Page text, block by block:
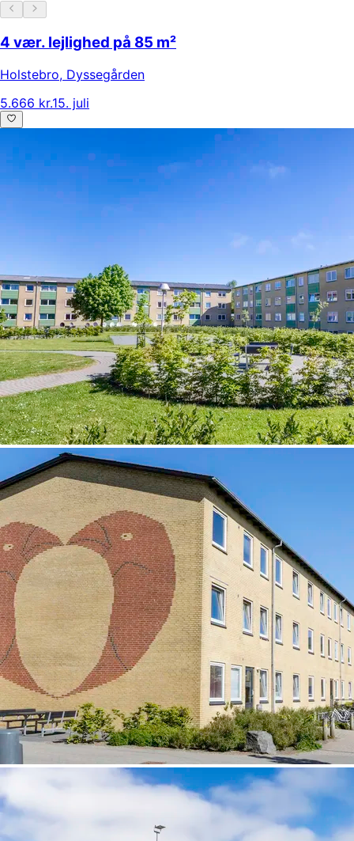
4 vær. lejlighed på 85 m²
Holstebro, Dyssegården
5.666 kr.15. juli